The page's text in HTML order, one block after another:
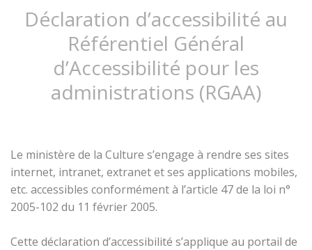
Déclaration d’accessibilité au
Référentiel Général
d’Accessibilité pour les
administrations (RGAA)
Le ministère de la Culture s’engage à rendre ses sites
internet, intranet, extranet et ses applications mobiles,
etc. accessibles conformément à l’article 47 de la loi n°
2005-102 du 11 février 2005.
Cette déclaration d’accessibilité s’applique au portail de